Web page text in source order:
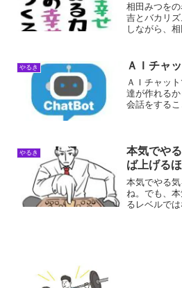
相田みつを
吉とバカリ
しながら、
なりました
カリズムｖ
やるき ＡＩチャ
ＡＩチャッ
達が作れる
会話をするこ
やる気を出
やるき
本気でや
ば上げる
本気でやる
ね。でも、
るレベルで